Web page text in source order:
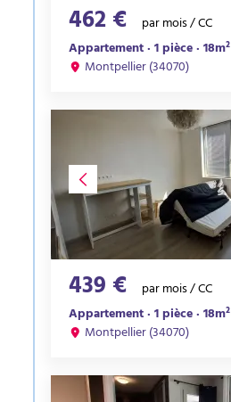
462 €
par mois / CC
Appartement · 1 pièce · 18m²
Montpellier (34070)
439 €
par mois / CC
Appartement · 1 pièce · 18m²
Montpellier (34070)